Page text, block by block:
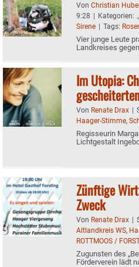
Von Christian
9:28 | Kategorien: .,
Sirene | Tags:
Vier junge Leute
Landkreises
Im Utopia:
Von Renate Drax |
Haager-Stimme,
Regisseurin
Lichtgestalt
Zünftige
Zweck
Von Renate Drax |
Altlandkreis WS,
ROTTMOOS /
Zugunsten des
Förderverein lädt